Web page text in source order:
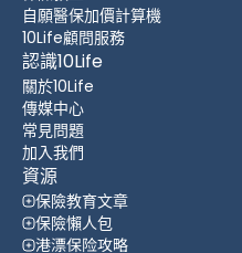
自願醫保加價計算機
10Life顧問服務
認識10Life
關於10Life
傳媒中心
常見問題
加入我們
資源
保險教育文章
保險懶人包
港漂保险攻略